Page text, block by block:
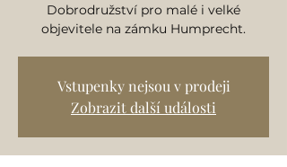
Dobrodružství pro malé i velké
objevitele na zámku Humprecht.
Vstupenky nejsou v prodeji
Zobrazit další události